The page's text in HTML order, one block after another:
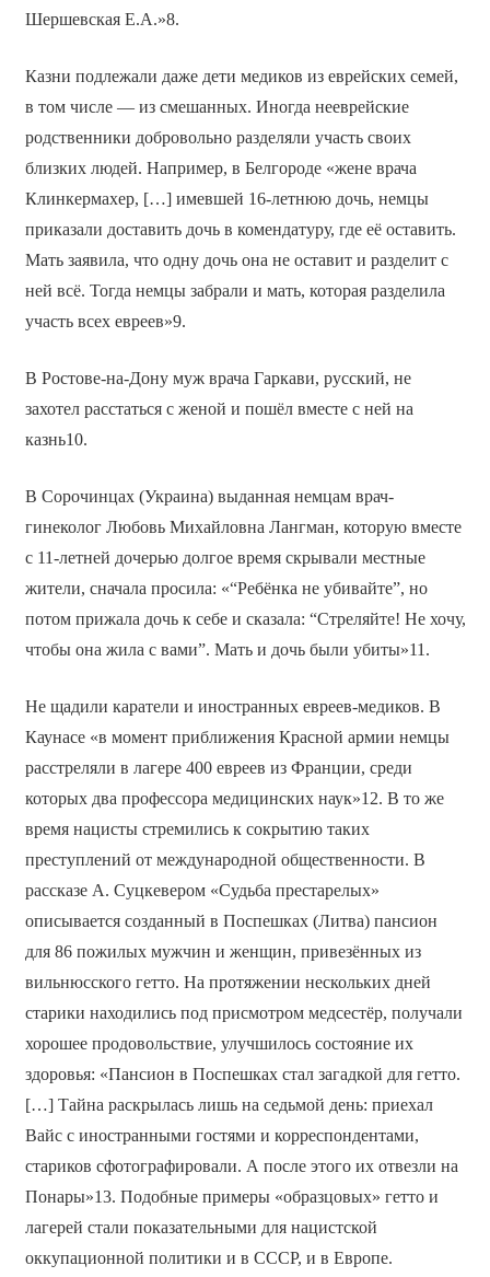
Шершевская Е.А.»8.
Казни подлежали даже дети медиков из еврейских семей,
в том числе — из смешанных. Иногда нееврейские
родственники добровольно разделяли участь своих
близких людей. Например, в Белгороде «жене врача
Клинкермахер, […] имевшей 16-летнюю дочь, немцы
приказали доставить дочь в комендатуру, где её оставить.
Мать заявила, что одну дочь она не оставит и разделит с
ней всё. Тогда немцы забрали и мать, которая разделила
участь всех евреев»9.
В Ростове-на-Дону муж врача Гаркави, русский, не
захотел расстаться с женой и пошёл вместе с ней на
казнь10.
В Сорочинцах (Украина) выданная немцам врач-
гинеколог Любовь Михайловна Лангман, которую вместе
с 11-летней дочерью долгое время скрывали местные
жители, сначала просила: «“Ребёнка не убивайте”, но
потом прижала дочь к себе и сказала: “Стреляйте! Не хочу,
чтобы она жила с вами”. Мать и дочь были убиты»11.
Не щадили каратели и иностранных евреев-медиков. В
Каунасе «в момент приближения Красной армии немцы
расстреляли в лагере 400 евреев из Франции, среди
которых два профессора медицинских наук»12. В то же
время нацисты стремились к сокрытию таких
преступлений от международной общественности. В
рассказе А. Суцкевером «Судьба престарелых»
описывается созданный в Поспешках (Литва) пансион
для 86 пожилых мужчин и женщин, привезённых из
вильнюсского гетто. На протяжении нескольких дней
старики находились под присмотром медсестёр, получали
хорошее продовольствие, улучшилось состояние их
здоровья: «Пансион в Поспешках стал загадкой для гетто.
[…] Тайна раскрылась лишь на седьмой день: приехал
Вайс с иностранными гостями и корреспондентами,
стариков сфотографировали. А после этого их отвезли на
Понары»13. Подобные примеры «образцовых» гетто и
лагерей стали показательными для нацистской
оккупационной политики и в СССР, и в Европе.